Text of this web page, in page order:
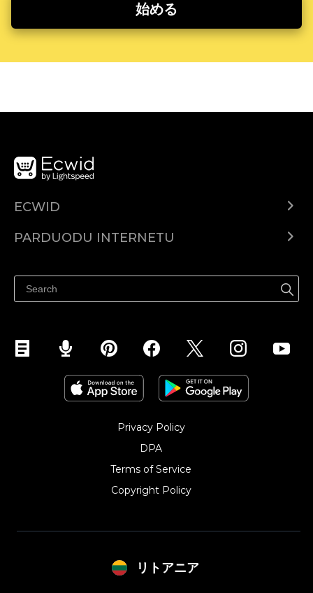
始める
ECWID
Kainodara
PARDUODU INTERNETU
Parduodu Facebook
Parduodu Instagram
Privacy Policy
DPA
Terms of Service
Copyright Policy‎
リトアニア